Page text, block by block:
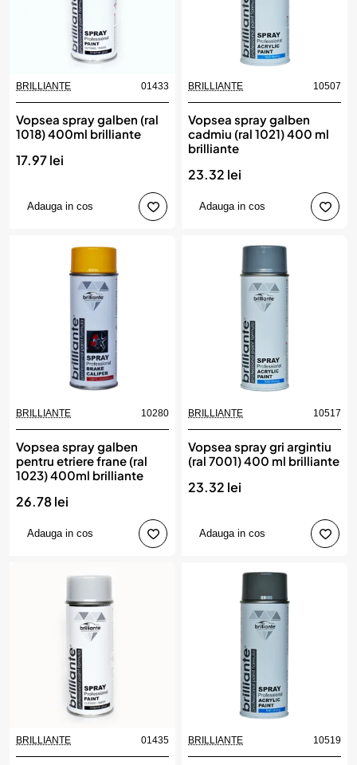
BRILLIANTE 01433
Vopsea spray galben (ral
1018) 400ml brilliante
17.97 lei
Adauga in cos
BRILLIANTE 10507
Vopsea spray galben
cadmiu (ral 1021) 400 ml
brilliante
23.32 lei
Adauga in cos
BRILLIANTE 10280
Vopsea spray galben
pentru etriere frane (ral
1023) 400ml brilliante
26.78 lei
Adauga in cos
BRILLIANTE 10517
Vopsea spray gri argintiu
(ral 7001) 400 ml brilliante
23.32 lei
Adauga in cos
BRILLIANTE 01435 BRILLIANTE 10519